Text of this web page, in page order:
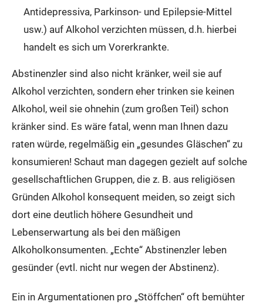
Antidepressiva, Parkinson- und Epilepsie-Mittel
usw.) auf Alkohol verzichten müssen, d.h. hierbei
handelt es sich um Vorerkrankte.
Abstinenzler sind also nicht kränker, weil sie auf
Alkohol verzichten, sondern eher trinken sie keinen
Alkohol, weil sie ohnehin (zum großen Teil) schon
kränker sind. Es wäre fatal, wenn man Ihnen dazu
raten würde, regelmäßig ein „gesundes Gläschen“ zu
konsumieren! Schaut man dagegen gezielt auf solche
gesellschaftlichen Gruppen, die z. B. aus religiösen
Gründen Alkohol konsequent meiden, so zeigt sich
dort eine deutlich höhere Gesundheit und
Lebenserwartung als bei den mäßigen
Alkoholkonsumenten. „Echte“ Abstinenzler leben
gesünder (evtl. nicht nur wegen der Abstinenz).
Ein in Argumentationen pro „Stöffchen“ oft bemühter